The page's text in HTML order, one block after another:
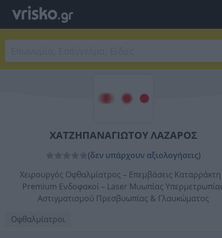
ΧΑΤΖΗΠΑΝΑΓΙΩΤΟΥ ΛΑΖΑΡΟΣ
(δεν υπάρχουν αξιολογήσεις)
Χειρουργός Οφθαλμίατρος – Επεμβάσεις Καταρράκτη
Premium Ενδοφακοί – Laser Μυωπίας
Αστιγματισμού Πρεσβυωπίας & Γλαυκώματος
Οφθαλμίατροι